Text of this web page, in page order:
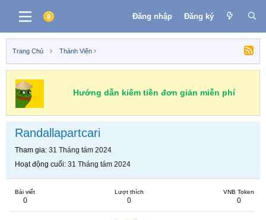
Đăng nhập Đăng ký
Trang Chủ Thành Viên
Hướng dẫn kiếm tiền đơn giản miễn phí
Randallapartcari
Tham gia 31 Tháng tám 2024
Hoạt động cuối 31 Tháng tám 2024
Bài viết
0
Lượt thích
0
VNB Token
0